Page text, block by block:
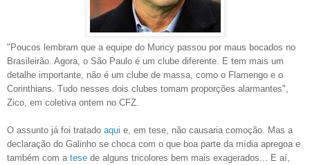
"Poucos lembram que a equipe do Muricy passou por maus bocados no
Brasileirão. Agora, o São Paulo é um clube diferente. E tem mais um
detalhe importante, não é um clube de massa, como o Flamengo e o
Corinthians. Tudo nesses dois clubes tomam proporções alarmantes",
Zico, em coletiva ontem no CFZ.
O assunto já foi tratado aqui e, em tese, não causaria comoção. Mas a
declaração do Galinho se choca com o que boa parte da mídia apregoa e
também com a tese de alguns tricolores bem mais exagerados... E aí,